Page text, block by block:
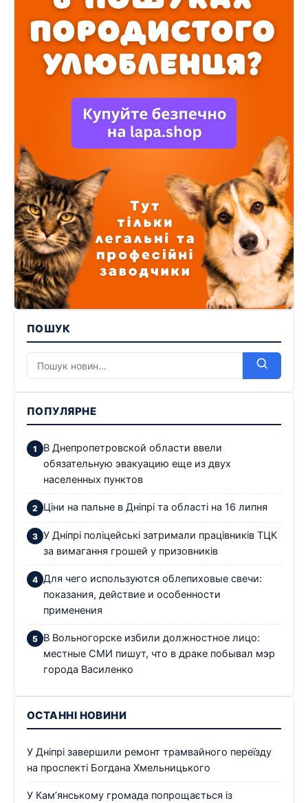
ПОШУК
ПОПУЛЯРНЕ
В Днепропетровской области ввели
обязательную эвакуацию еще из двух
населенных пунктов
Ціни на пальне в Дніпрі та області на 16 липня
У Дніпрі поліцейські затримали працівників ТЦК
за вимагання грошей у призовників
Для чего используются облепиховые свечи:
показания, действие и особенности
применения
В Вольногорске избили должностное лицо:
местные СМИ пишут, что в драке побывал мэр
города Василенко
ОСТАННІ НОВИНИ
У Дніпрі завершили ремонт трамвайного переїзду
на проспекті Богдана Хмельницького
У Кам’янському громада попрощається із